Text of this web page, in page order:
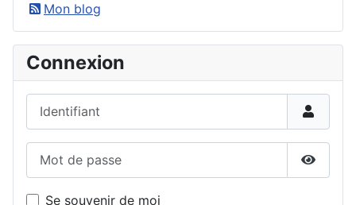
Mon blog
Connexion
Se souvenir de moi